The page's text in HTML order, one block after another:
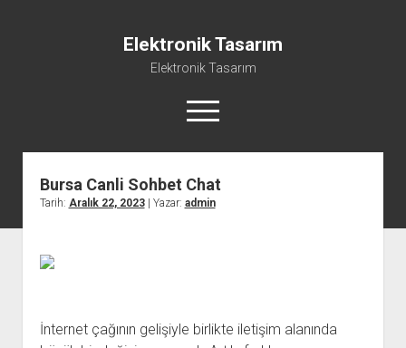
Elektronik Tasarım
Elektronik Tasarım
menüyü
aç
Instagram Gizli Hesap Görme Programsız
Bursa Canli Sohbet Chat
Tarih: Aralık 22, 2023| Yazar: admin
İnternet çağının gelişiyle birlikte iletişim alanında